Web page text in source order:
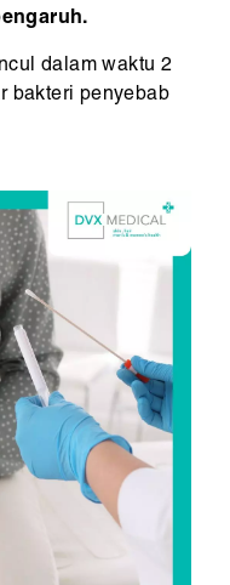
dalam waktu 2
bakteri penyebab